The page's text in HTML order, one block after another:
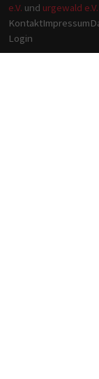
e.V. und urgewald e.V.
KontaktImpressum
Login